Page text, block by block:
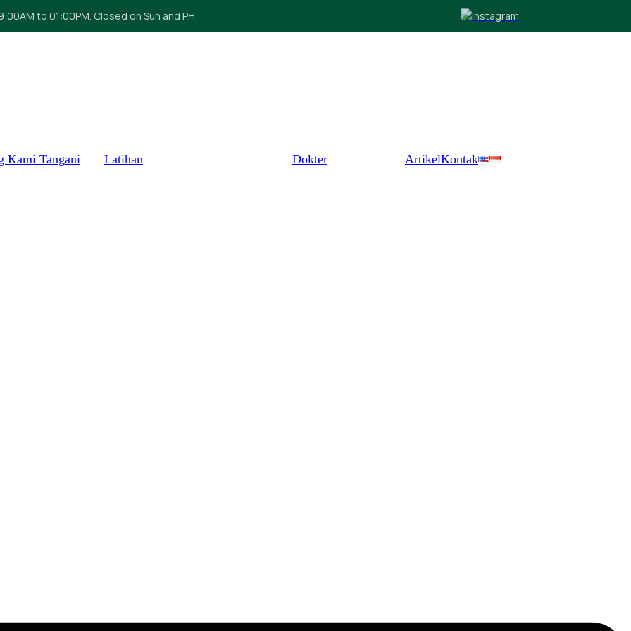
to 01:00PM. Closed on Sun and PH.
Kami Tangani Latihan Dokter ArtikelKontak